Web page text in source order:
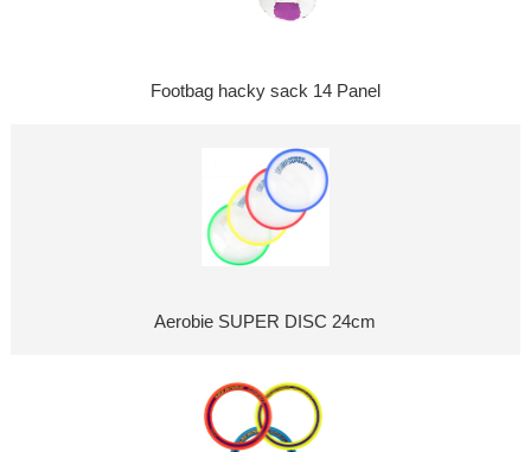
Footbag hacky sack 14 Panel
Aerobie SUPER DISC 24cm